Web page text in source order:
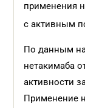
применения
с активным
По данным
нетакимаба
активности
Применение